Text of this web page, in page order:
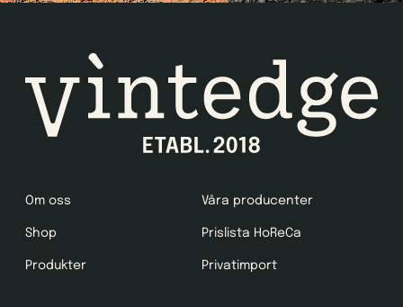
Om oss
Shop
Produkter
Våra producenter
Prislista HoReCa
Privatimport